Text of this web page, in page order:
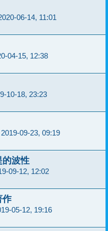
06-14, 11:01
04-15, 12:38
10-18, 23:23
2019-09-23, 09:19
的波性
09-12, 12:02
作
05-12, 19:16